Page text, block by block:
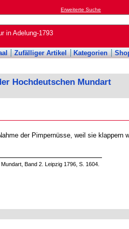
Erweiterte Suche
in Adelung-1793
Zufälliger Artikel Kategorien
Hochdeutschen Mundart
der Pimpernüsse, weil sie klappern
Band 2. Leipzig 1796, S. 1604.